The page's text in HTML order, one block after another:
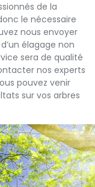
de la
le nécessaire
nous envoyer
élagage non
sera de qualité
nos experts
pouvez venir
sur vos arbres